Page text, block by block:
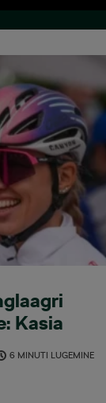
Kasia
soovitused
6 MINUTI LUGEMINE